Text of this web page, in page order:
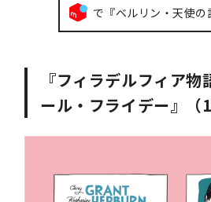
で『ベルリン・天使の
『フィラデルフィア
ール・フライデー』（